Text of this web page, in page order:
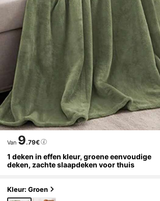
Van 9.79€
1 deken in effen kleur, groene eenvoudige
deken, zachte slaapdeken voor thuis
Kleur: Groen